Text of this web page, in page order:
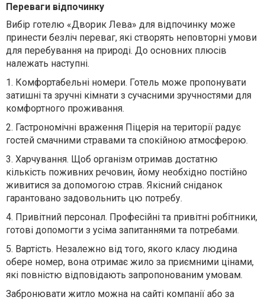
Переваги відпочинку
Вибір готелю «Дворик Лева» для відпочинку може
принести безліч переваг, які створять неповторні умови
для перебування на природі. До основних плюсів
належать наступні.
1. Комфортабельні номери. Готель може пропонувати
затишні та зручні кімнати з сучасними зручностями для
комфортного проживання.
2. Гастрономічні враження Піцерія на території радує
гостей смачними стравами та спокійною атмосферою.
3. Харчування. Щоб організм отримав достатню
кількість поживних речовин, йому необхідно постійно
живитися за допомогою страв. Якісний сніданок
гарантовано задовольнить цю потребу.
4. Привітний персонал. Професійні та привітні робітники,
готові допомогти з усіма запитаннями та потребами.
5. Вартість. Незалежно від того, якого класу людина
обере номер, вона отримає жило за приємними цінами,
які повністю відповідають запропонованим умовам.
Забронювати житло можна на сайті компанії або за